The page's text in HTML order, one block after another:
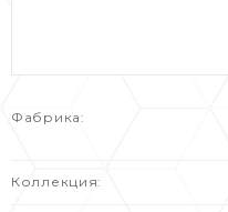
Фабрика:
Коллекция: